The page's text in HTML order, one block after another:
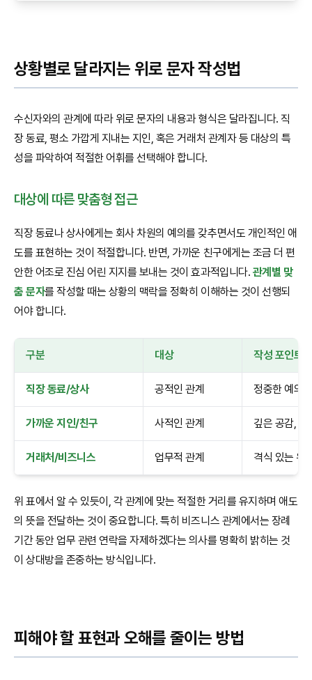
상황별로 달라지는 위로 문자 작성법
수신자와의 관계에 따라 위로 문자의 내용과 형식은 달라집니다. 직
장 동료, 평소 가깝게 지내는 지인, 혹은 거래처 관계자 등 대상의 특
성을 파악하여 적절한 어휘를 선택해야 합니다.
대상에 따른 맞춤형 접근
직장 동료나 상사에게는 회사 차원의 예의를 갖추면서도 개인적인 애
도를 표현하는 것이 적절합니다. 반면, 가까운 친구에게는 조금 더 편
안한 어조로 진심 어린 지지를 보내는 것이 효과적입니다. 관계별 맞
춤 문자를 작성할 때는 상황의 맥락을 정확히 이해하는 것이 선행되
어야 합니다.
구분 대상 작성 포인트
직장 동료/상사 공적인 관계 정중한 예의,
가까운 지인/친구 사적인 관계 깊은 공감, 실
거래처/비즈니스 업무적 관계 격식 있는 위
위 표에서 알 수 있듯이, 각 관계에 맞는 적절한 거리를 유지하며 애도
의 뜻을 전달하는 것이 중요합니다. 특히 비즈니스 관계에서는 장례
기간 동안 업무 관련 연락을 자제하겠다는 의사를 명확히 밝히는 것
이 상대방을 존중하는 방식입니다.
피해야 할 표현과 오해를 줄이는 방법